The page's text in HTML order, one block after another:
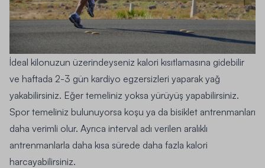
İdeal kilonuzun üzerindeyseniz kalori kısıtlamasına gidebilir
ve haftada 2-3 gün kardiyo egzersizleri yaparak yağ
yakabilirsiniz. Eğer temeliniz yoksa yürüyüş yapabilirsiniz.
Spor temeliniz bulunuyorsa koşu ya da bisiklet antrenmanları
daha verimli olur. Ayrıca interval adı verilen aralıklı
antrenmanlarla daha kısa sürede daha fazla kalori
harcayabilirsiniz.